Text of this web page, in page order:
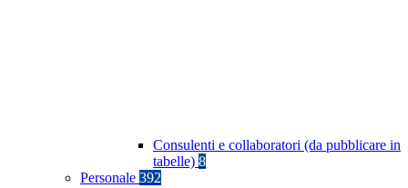
Consulenti e collaboratori (da pubblicare in
tabelle) 8
Personale 392